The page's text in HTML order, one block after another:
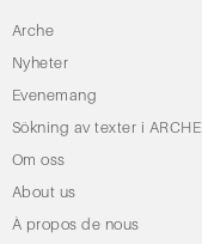
Arche
Nyheter
Evenemang
Sökning av texter i ARCHE
Om oss
About us
À propos de nous